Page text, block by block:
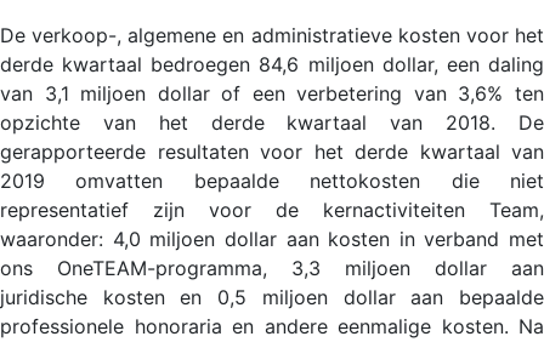
De verkoop-, algemene en administratieve kosten voor het
derde kwartaal bedroegen 84,6 miljoen dollar, een daling
van 3,1 miljoen dollar of een verbetering van 3,6% ten
opzichte van het derde kwartaal van 2018. De
gerapporteerde resultaten voor het derde kwartaal van
2019 omvatten bepaalde nettokosten die niet
representatief zijn voor de kernactiviteiten Team,
waaronder: 4,0 miljoen dollar aan kosten in verband met
ons OneTEAM-programma, 3,3 miljoen dollar aan
juridische kosten en 0,5 miljoen dollar aan bepaalde
professionele honoraria en andere eenmalige kosten. Na